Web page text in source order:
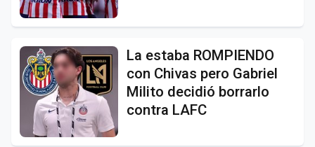
La estaba ROMPIENDO
con Chivas pero Gabriel
Milito decidió borrarlo
contra LAFC